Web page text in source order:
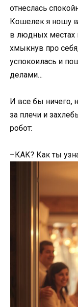
отнеслась
Кошелек я ношу
в людных местах
хмыкнув про
успокоилась и
делами…
И все бы ничего,
за плечи и
робот:
–КАК? Как ты